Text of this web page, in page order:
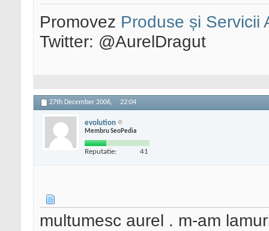
Promovez Produse și Servicii
Twitter: @AurelDragut
27th December 2006, 22:04
evolution
Membru SeoPedia
Reputatie: 41
multumesc aurel . m-am